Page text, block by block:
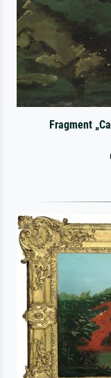
Fragment